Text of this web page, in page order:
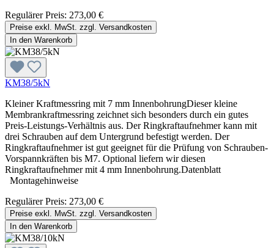
Regulärer Preis: 273,00 €
Preise exkl. MwSt. zzgl. Versandkosten
In den Warenkorb
KM38/5kN
Kleiner Kraftmessring mit 7 mm InnenbohrungDieser kleine
Membrankraftmessring zeichnet sich besonders durch ein gutes
Preis-Leistungs-Verhältnis aus. Der Ringkraftaufnehmer kann mit
drei Schrauben auf dem Untergrund befestigt werden. Der
Ringkraftaufnehmer ist gut geeignet für die Prüfung von Schrauben-
Vorspannkräften bis M7. Optional liefern wir diesen
Ringkraftaufnehmer mit 4 mm Innenbohrung.Datenblatt
Montagehinweise
Regulärer Preis: 273,00 €
Preise exkl. MwSt. zzgl. Versandkosten
In den Warenkorb